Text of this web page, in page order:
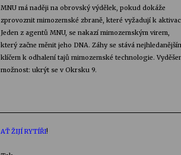
MNU mánaději na obrovský výdělek, pokud dokáže
zprovoznit mimozemské zbraně, které vyžadují k
Jeden z agentů MNU, se nakazí mimozemským virem,
který začne měnit jeho DNA. Záhy se stává
klíčem k odhalení tajů mimozemské technologie.
možnost: ukrýt se v Okrsku 9.
AŤ ŽIJÍ RYTÍŘI!